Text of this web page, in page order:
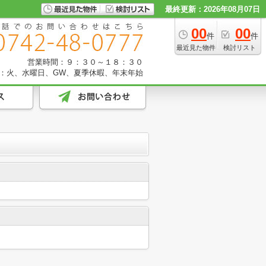
最終更新：2026年08月07日
00件
最近見た物件
00件
検討リスト
営業時間：９：３０～１８：３０
火、水曜日、GW、夏季休暇、年末年始